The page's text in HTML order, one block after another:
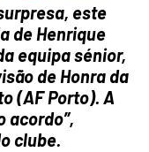
este
de Henrique
equipa sénior,
de Honra da
(AF Porto). A
acordo”,
clube.